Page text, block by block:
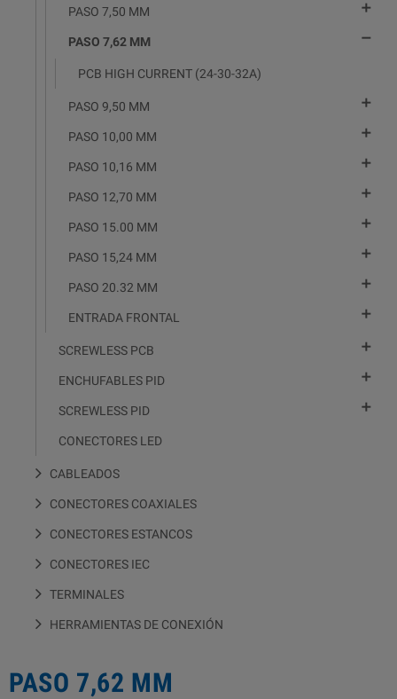
PASO 7,50 MM 
PASO 7,62 MM 
PCB HIGH CURRENT (24-30-32A)
PASO 9,50 MM 
PASO 10,00 MM 
PASO 10,16 MM 
PASO 12,70 MM 
PASO 15.00 MM 
PASO 15,24 MM 
PASO 20.32 MM 
ENTRADA FRONTAL 
SCREWLESS PCB 
ENCHUFABLES PID 
SCREWLESS PID 
CONECTORES LED
CABLEADOS
CONECTORES COAXIALES
CONECTORES ESTANCOS
CONECTORES IEC
TERMINALES
HERRAMIENTAS DE CONEXIÓN
PASO 7,62 MM